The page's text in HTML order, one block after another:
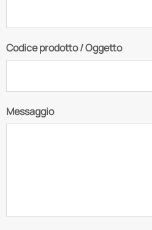
Codice prodotto / Oggetto
Messaggio